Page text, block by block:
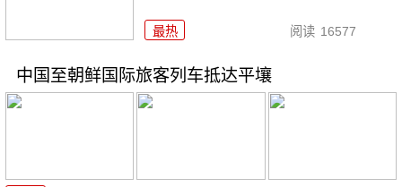
最热 阅读 16577
中国至朝鲜国际旅客列车抵达平壤